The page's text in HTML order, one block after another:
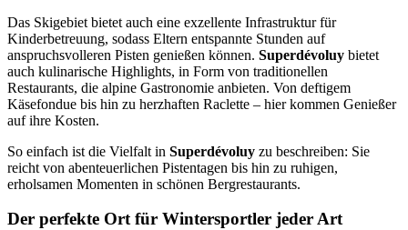
Das Skigebiet bietet auch eine exzellente Infrastruktur für
Kinderbetreuung, sodass Eltern entspannte Stunden auf
anspruchsvolleren Pisten genießen können. Superdévoluy bietet
auch kulinarische Highlights, in Form von traditionellen
Restaurants, die alpine Gastronomie anbieten. Von deftigem
Käsefondue bis hin zu herzhaften Raclette – hier kommen Genießer
auf ihre Kosten.
So einfach ist die Vielfalt in Superdévoluy zu beschreiben: Sie
reicht von abenteuerlichen Pistentagen bis hin zu ruhigen,
erholsamen Momenten in schönen Bergrestaurants.
Der perfekte Ort für Wintersportler jeder Art